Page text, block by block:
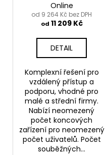
Online
od 9 264 Kč bez DPH
od 11 209 Kč
DETAIL
Komplexní řešení pro
vzdálený přístup a
podporu, vhodné pro
malé a střední firmy.
Nabízí neomezený
počet koncových
zařízení pro neomezený
počet uživatelů. Počet
souběžných...